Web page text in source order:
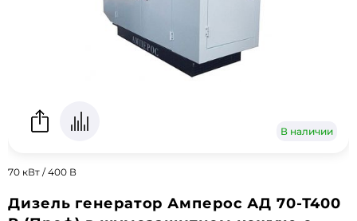
В наличии
70 кВт / 400 В
Дизель генератор Амперос АД 70-Т400